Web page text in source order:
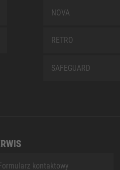
NOVA
RETRO
SAFEGUARD
kontaktowy